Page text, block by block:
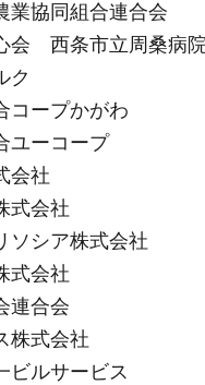
業協同組合連合会
会 西条市立周桑病
ク
コープかがわ
ユーコープ
会社
式会社
ソシア株式会社
式会社
連合会
株式会社
ビルサービス